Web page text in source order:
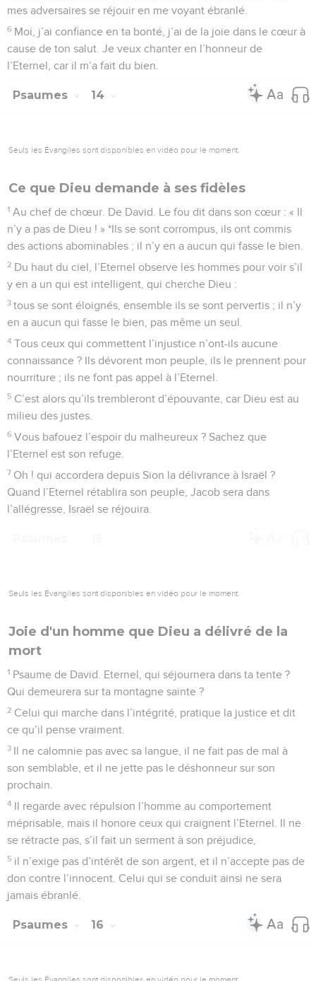
mes adversaires se réjouir en me voyant ébranlé.
6 Moi, j’ai confiance en ta bonté, j’ai de la joie dans le cœur à
cause de ton salut. Je veux chanter en l’honneur de
l’Eternel, car il m’a fait du bien.
Psaumes 14
Seuls les Évangiles sont disponibles en vidéo pour le moment.
Ce que Dieu demande à ses fidèles
1 Au chef de chœur. De David. Le fou dit dans son cœur : « Il
n’y a pas de Dieu ! » *Ils se sont corrompus, ils ont commis
des actions abominables ; il n’y en a aucun qui fasse le bien.
2 Du haut du ciel, l’Eternel observe les hommes pour voir s’il
y en a un qui est intelligent, qui cherche Dieu :
3 tous se sont éloignés, ensemble ils se sont pervertis ; il n’y
en a aucun qui fasse le bien, pas même un seul.
4 Tous ceux qui commettent l’injustice n’ont-ils aucune
connaissance ? Ils dévorent mon peuple, ils le prennent pour
nourriture ; ils ne font pas appel à l’Eternel.
5 C’est alors qu’ils trembleront d’épouvante, car Dieu est au
milieu des justes.
6 Vous bafouez l’espoir du malheureux ? Sachez que
l’Eternel est son refuge.
7 Oh ! qui accordera depuis Sion la délivrance à Israël ?
Quand l’Eternel rétablira son peuple, Jacob sera dans
l’allégresse, Israël se réjouira.
Seuls les Évangiles sont disponibles en vidéo pour le moment.
Joie d'un homme que Dieu a délivré de la
mort
1 Psaume de David. Eternel, qui séjournera dans ta tente ?
Qui demeurera sur ta montagne sainte ?
2 Celui qui marche dans l’intégrité, pratique la justice et dit
ce qu’il pense vraiment.
3 Il ne calomnie pas avec sa langue, il ne fait pas de mal à
son semblable, et il ne jette pas le déshonneur sur son
prochain.
4 Il regarde avec répulsion l’homme au comportement
méprisable, mais il honore ceux qui craignent l’Eternel. Il ne
se rétracte pas, s’il fait un serment à son préjudice,
5 il n’exige pas d’intérêt de son argent, et il n’accepte pas de
don contre l’innocent. Celui qui se conduit ainsi ne sera
jamais ébranlé.
Psaumes 16